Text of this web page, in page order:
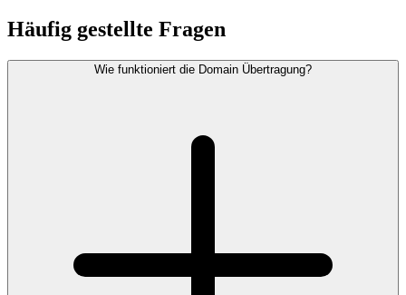
Häufig gestellte Fragen
Wie funktioniert die Domain Übertragung?